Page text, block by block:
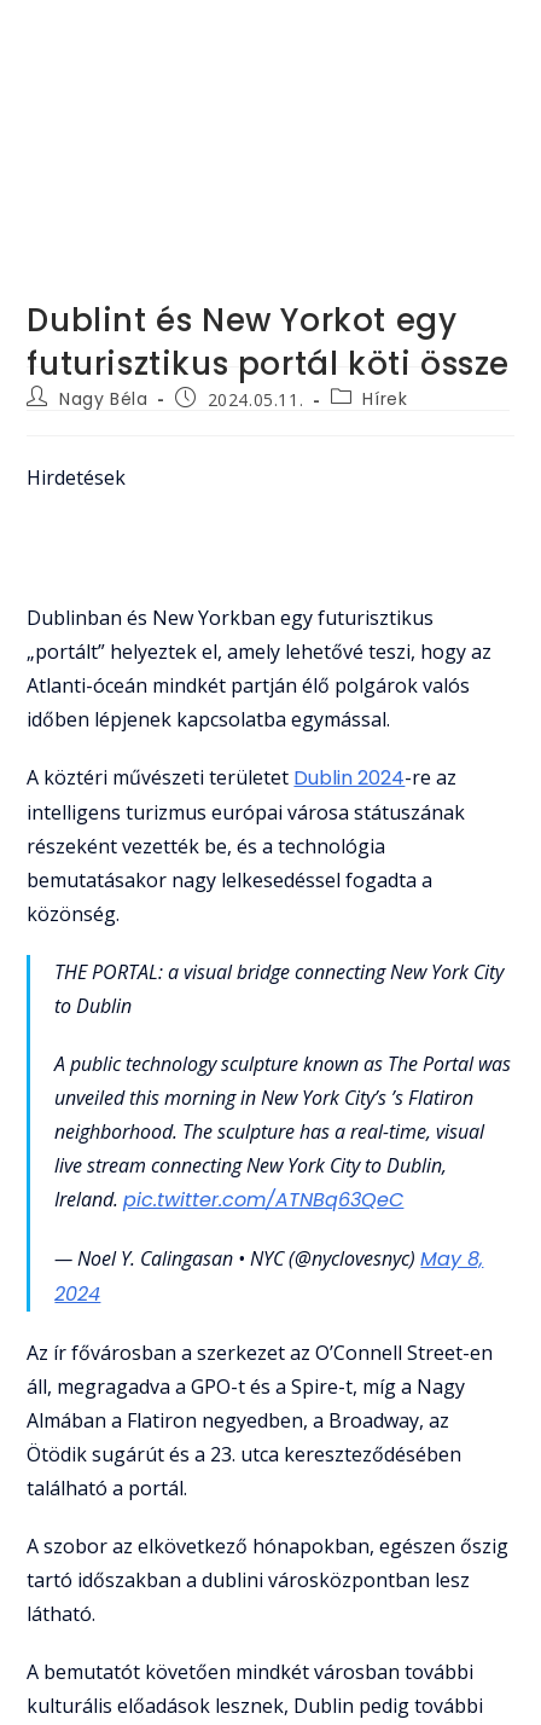
Dublint és New Yorkot egy
futurisztikus portál köti össze
PostNagy Béla
Post2024.05.11.
PostHírek
Hirdetések
Dublinban és New Yorkban egy futurisztikus
„portált” helyeztek el, amely lehetővé teszi, hogy az
Atlanti-óceán mindkét partján élő polgárok valós
időben lépjenek kapcsolatba egymással.
A köztéri művészeti területet Dublin 2024-re az
intelligens turizmus európai városa státuszának
részeként vezették be, és a technológia
bemutatásakor nagy lelkesedéssel fogadta a
közönség.
THE PORTAL: a visual bridge connecting New York City
to Dublin
A public technology sculpture known as The Portal was
unveiled this morning in New York City’s ’s Flatiron
neighborhood. The sculpture has a real-time, visual
live stream connecting New York City to Dublin,
Ireland.pic.twitter.com/ATNBq63QeC
— Noel Y. Calingasan • NYC (@nyclovesnyc)May 8,
2024
Az ír fővárosban a szerkezet az O’Connell Street-en
áll, megragadva a GPO-t és a Spire-t, míg a Nagy
Almában a Flatiron negyedben, a Broadway, az
Ötödik sugárút és a 23. utca kereszteződésében
található a portál.
A szobor az elkövetkező hónapokban, egészen őszig
tartó időszakban a dublini városközpontban lesz
látható.
A bemutatót követően mindkét városban további
kulturális előadások lesznek, Dublin pedig további